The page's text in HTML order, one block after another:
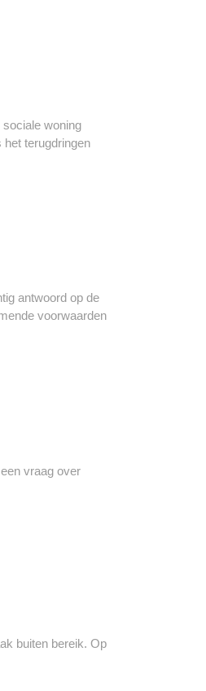
sociale woning
terugdringen
antwoord op de
voorwaarden
vraag over
buiten bereik. Op